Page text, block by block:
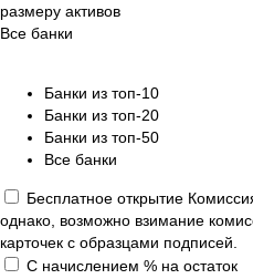
размеру активов
Все банки
Банки из топ-10
Банки из топ-20
Банки из топ-50
Все банки
Бесплатное открытие
однако, возможно взимание
карточек с образцами подписей.
С начислением % на остаток